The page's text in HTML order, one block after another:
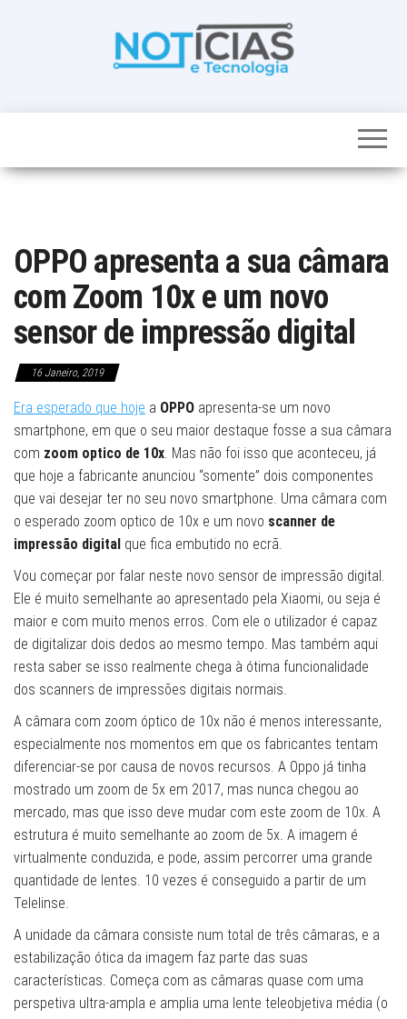
noticias de
num só lugar
OPPO apresenta a sua câmara
com Zoom 10x e um novo
sensor de impressão digital
16 Janeiro, 2019
Era esperado que hoje a OPPO apresenta-se um novo
smartphone, em que o seu maior destaque fosse a sua câmara
com zoom optico de 10x. Mas não foi isso que aconteceu, já
que hoje a fabricante anunciou “somente” dois componentes
que vai desejar ter no seu novo smartphone. Uma câmara com
o esperado zoom optico de 10x e um novo scanner de
impressão digital que fica embutido no ecrã.
Vou começar por falar neste novo sensor de impressão digital.
Ele é muito semelhante ao apresentado pela Xiaomi, ou seja é
maior e com muito menos erros. Com ele o utilizador é capaz
de digitalizar dois dedos ao mesmo tempo. Mas também aqui
resta saber se isso realmente chega à ótima funcionalidade
dos scanners de impressões digitais normais.
A câmara com zoom óptico de 10x não é menos interessante,
especialmente nos momentos em que os fabricantes tentam
diferenciar-se por causa de novos recursos. A Oppo já tinha
mostrado um zoom de 5x em 2017, mas nunca chegou ao
mercado, mas que isso deve mudar com este zoom de 10x. A
estrutura é muito semelhante ao zoom de 5x. A imagem é
virtualmente conduzida, e pode, assim percorrer uma grande
quantidade de lentes. 10 vezes é conseguido a partir de um
Telelinse.
A unidade da câmara consiste num total de três câmaras, e a
estabilização ótica da imagem faz parte das suas
características. Começa com as câmaras quase com uma
perspetiva ultra-ampla e amplia uma lente teleobjetiva média (o